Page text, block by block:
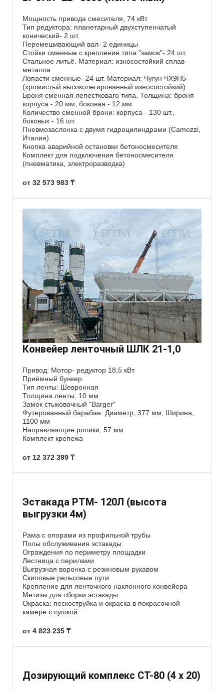
Мощность привода смесителя, 74 кВт
Тип редуктора: планетарный двухступенчатый
конический- 2 шт.
Перемешивающий вал- 2 единицы
Стойки сменные с крепление типа "замок"- 24 шт.
Стальное литьё. Материал: износостойкий сплав
металла
Лопасти сменные- 24 шт. Материал: Чугун ЧХ9Н5
(хромистый высоколегированный износостойкий)
Броня сменная лепестковаго типа. Толщина: броня
корпуса - 20 мм, боковая - 12 мм
Количество сменной брони: корпуса - 130 шт.,
боковых - 16 шт.
Пневмозаслонка с двумя гидроцилиндрами (Camozzi,
Италия)
Кнопка аварийной остановки бетоносмесителя
Комплект для подключения бетоносмесителя
(пневматика, электроразводка)
от 32 573 983 ₸
Конвейер ленточный ШЛК 21-1,0
Привод: Мотор- редуктор 18,5 кВт
Приёмный бункер
Тип ленты: Шевронная
Толщина ленты: 10 мм
Замок стыковочный "Barger"
Футерованный барабан: Диаметр, 377 мм; Ширина,
1100 мм
Направляющие ролики, 57 мм
Комплект крепежа
от 12 372 399 ₸
Эстакада РТМ- 120Л (высота
выгрузки 4м)
Рама с опорами из профильной трубы
Полы обслуживания эстакады
Ограждения по периметру площадки
Лестница с перилами
Выгрузная воронка с резиновым рукавом
Скиповые рельсовые пути
Крепление для ленточного наклонного конвейера
Метизы для сборки эстакады
Окраска: пескоструйка и окраска в покрасочной
камере с сушкой
от 4 823 235 ₸
Дозирующий комплекс СТ-80 (4 х 20)